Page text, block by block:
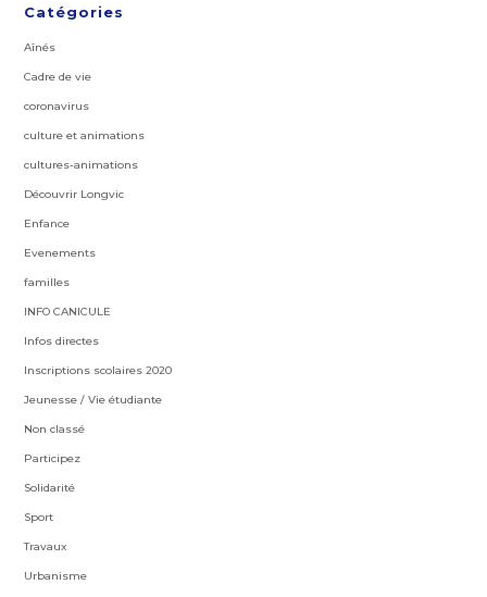
Catégories
Aînés
Cadre de vie
coronavirus
culture et animations
cultures-animations
Découvrir Longvic
Enfance
Evenements
familles
INFO CANICULE
Infos directes
Inscriptions scolaires 2020
Jeunesse / Vie étudiante
Non classé
Participez
Solidarité
Sport
Travaux
Urbanisme